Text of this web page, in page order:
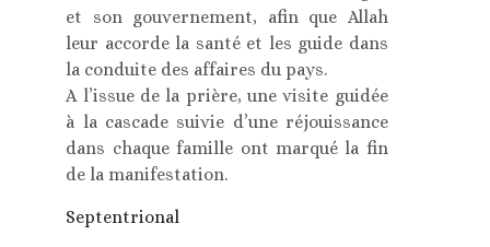
et son gouvernement, afin que Allah
leur accorde la santé et les guide dans
la conduite des affaires du pays.
A l’issue de la prière, une visite guidée
à la cascade suivie d’une réjouissance
dans chaque famille ont marqué la fin
de la manifestation.
Septentrional